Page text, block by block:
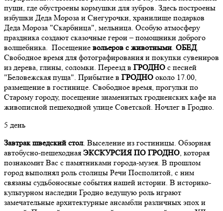
пущи, где обустроены кормушки для зубров. Здесь построены
избушки Деда Мороза и Снегурочки, хранилище подарков
Деда Мороза "Скарбница", мельница. Особую атмосферу
праздника создают сказочные герои – помощники доброго
волшебника. Посещение вольеров с животными. ОБЕД.
Свободное время для фотографирования и покупки сувениров
из дерева, глины, соломки. Переезд в ГРОДНО с песней
"Беловежская пуща". Прибытие в ГРОДНО около 17.00,
размещение в гостинице. Свободное время, прогулки по
Старому городу, посещение знаменитых гродненских кафе на
живописной пешеходной улице Советской. Ночлег в Гродно.
5 день
Завтрак шведский стол. Выселение из гостиницы. Обзорная
автобусно-пешеходная ЭКСКУРСИЯ ПО ГРОДНО, которая
познакомит Вас с памятниками города-музея. В прошлом
город выполнял роль столицы Речи Посполитой, с ним
связаны судьбоносные события нашей истории. В историко-
культурном наследии Гродно ведущую роль играют
замечательные архитектурные ансамбли различных эпох и